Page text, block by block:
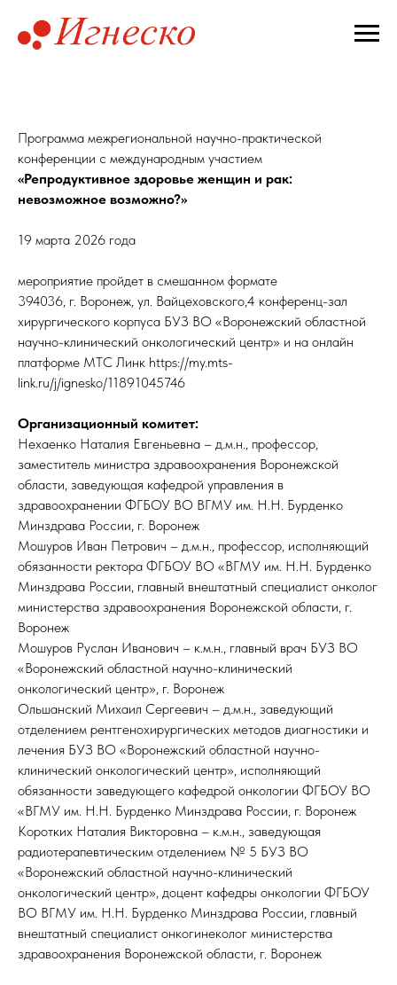
Программа межрегиональной научно-практической
конференции с международным участием
«Репродуктивное здоровье женщин и рак:
невозможное возможно?»
19 марта 2026 года
мероприятие пройдет в смешанном формате
394036, г. Воронеж, ул. Вайцеховского,4 конференц-зал
хирургического корпуса БУЗ ВО «Воронежский областной
научно-клинический онкологический центр» и на онлайн
платформе МТС Линк https://my.mts-
link.ru/j/ignesko/11891045746
Организационный комитет:
Нехаенко Наталия Евгеньевна – д.м.н., профессор,
заместитель министра здравоохранения Воронежской
области, заведующая кафедрой управления в
здравоохранении ФГБОУ ВО ВГМУ им. Н.Н. Бурденко
Минздрава России, г. Воронеж
Мошуров Иван Петрович – д.м.н., профессор, исполняющий
обязанности ректора ФГБОУ ВО «ВГМУ им. Н.Н. Бурденко
Минздрава России, главный внештатный специалист онколог
министерства здравоохранения Воронежской области, г.
Воронеж
Мошуров Руслан Иванович – к.м.н., главный врач БУЗ ВО
«Воронежский областной научно-клинический
онкологический центр», г. Воронеж
Ольшанский Михаил Сергеевич – д.м.н., заведующий
отделением рентгенохирургических методов диагностики и
лечения БУЗ ВО «Воронежский областной научно-
клинический онкологический центр», исполняющий
обязанности заведующего кафедрой онкологии ФГБОУ ВО
«ВГМУ им. Н.Н. Бурденко Минздрава России, г. Воронеж
Коротких Наталия Викторовна – к.м.н., заведующая
радиотерапевтическим отделением № 5 БУЗ ВО
«Воронежский областной научно-клинический
онкологический центр», доцент кафедры онкологии ФГБОУ
ВО ВГМУ им. Н.Н. Бурденко Минздрава России, главный
внештатный специалист онкогинеколог министерства
здравоохранения Воронежской области, г. Воронеж